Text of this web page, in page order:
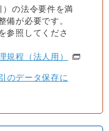
の法令要件を満
備が必要です。
参照してくださ
規程（法人用）
のデータ保存に